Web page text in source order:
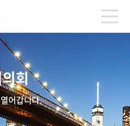
회
어갑니다.